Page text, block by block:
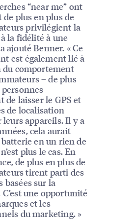
“near me” ont
de plus en plus de
privilégient la
la fidélité à une
ajouté Benner. « Ce
est également lié à
du comportement
– de plus
de laisser le GPS et
de localisation
leurs appareils. Il y a
cela aurait
en un rien de
plus le cas. En
de plus en plus de
tirent parti des
basées sur la
une opportunité
et les
du marketing. »